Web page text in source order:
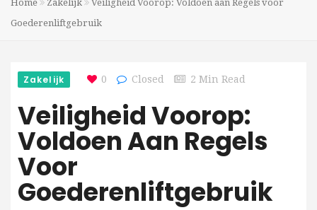
Home Zakelijk
Veiligheid Voorop: Voldoen aan Regels voor
Goederenliftgebruik
Zakelijk 0 Closed 2 Min Read
Veiligheid Voorop:
Voldoen Aan Regels
Voor
Goederenliftgebruik